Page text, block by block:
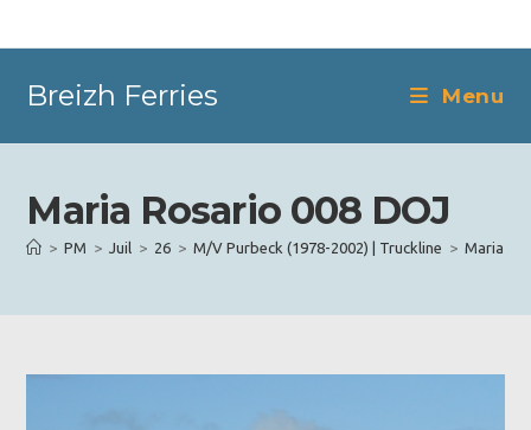
Breizh Ferries Menu
Maria Rosario 008 DOJ
> PM > Juil > 26 > M/V Purbeck (1978-2002) | Truckline > Maria